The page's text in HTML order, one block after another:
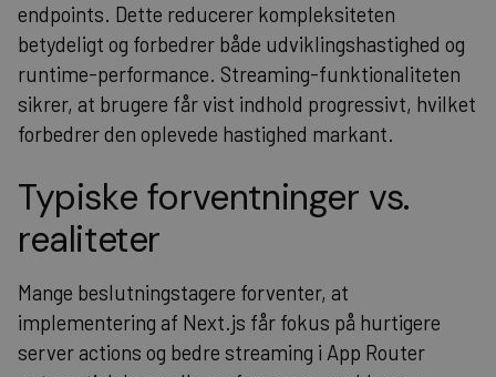
endpoints. Dette reducerer kompleksiteten
betydeligt og forbedrer både udviklingshastighed og
runtime-performance. Streaming-funktionaliteten
sikrer, at brugere får vist indhold progressivt, hvilket
forbedrer den oplevede hastighed markant.
Typiske forventninger vs.
realiteter
Mange beslutningstagere forventer, at
implementering af Next.js får fokus på hurtigere
server actions og bedre streaming i App Router